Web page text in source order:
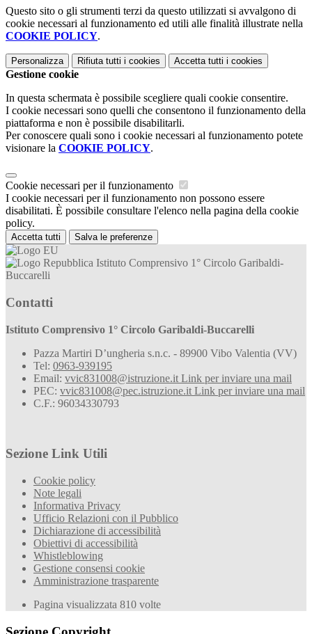
Questo sito o gli strumenti terzi da questo utilizzati si avvalgono di
cookie necessari al funzionamento ed utili alle finalità illustrate nella
COOKIE POLICY.
Personalizza Rifiuta tutti i cookies Accetta tutti i cookies
Gestione cookie
In questa schermata è possibile scegliere quali cookie consentire.
I cookie necessari sono quelli che consentono il funzionamento della
piattaforma e non è possibile disabilitarli.
Per conoscere quali sono i cookie necessari al funzionamento potete
visionare la COOKIE POLICY.
Cookie necessari per il funzionamento
I cookie necessari per il funzionamento non possono essere
disabilitati. È possibile consultare l'elenco nella pagina della cookie
policy.
Accetta tutti Salva le preferenze
Istituto Comprensivo 1° Circolo Garibaldi-
Buccarelli
Contatti
Istituto Comprensivo 1° Circolo Garibaldi-Buccarelli
Pazza Martiri D’ungheria s.n.c. - 89900 Vibo Valentia (VV)
Tel: 0963-939195
Email: vvic831008@istruzione.it Link per inviare una mail
PEC: vvic831008@pec.istruzione.it Link per inviare una mail
C.F.: 96034330793
Sezione Link Utili
Cookie policy
Note legali
Informativa Privacy
Ufficio Relazioni con il Pubblico
Dichiarazione di accessibilità
Obiettivi di accessibilità
Whistleblowing
Gestione consensi cookie
Amministrazione trasparente
Pagina visualizzata 810 volte